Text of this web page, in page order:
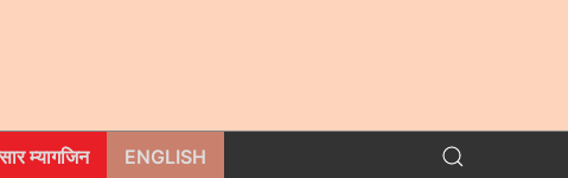
म्यागजिन ENGLISH